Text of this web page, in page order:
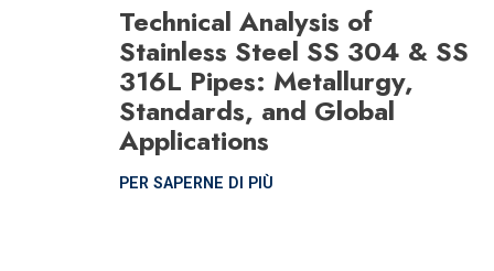
Technical Analysis of
Stainless Steel SS 304 & SS
316L Pipes: Metallurgy,
Standards, and Global
Applications
PER SAPERNE DI PIÙ